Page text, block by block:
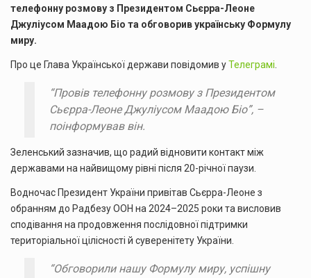
телефонну розмову з Президентом Сьєрра-Леоне
Джуліусом Маадою Біо та обговорив українську Формулу
миру.
Про це Глава Української держави повідомив уТелеграмі.
“Провів телефонну розмову з Президентом
Сьєрра-Леоне Джуліусом Маадою Біо”, –
поінформував він.
Зеленський зазначив, що радий відновити контакт між
державами на найвищому рівні після 20-річної паузи.
Водночас Президент України привітав Сьєрра-Леоне з
обранням до Радбезу ООН на 2024–2025 роки та висловив
сподівання на продовження послідовної підтримки
територіальної цілісності й суверенітету України.
“Обговорили нашу Формулу миру, успішну